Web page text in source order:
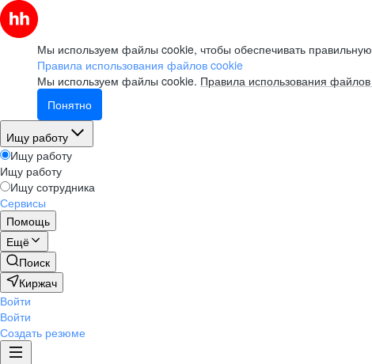
Мы используем файлы cookie, чтобы обеспечивать
Правила использования файлов cookie
Мы используем файлы cookie. Правила использования
Понятно
Ищу работу
Ищу работу
Ищу работу
Ищу сотрудника
Сервисы
Помощь
Ещё
Поиск
Киржач
Войти
Войти
Создать резюме